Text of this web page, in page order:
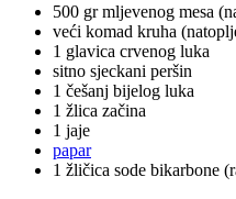
500 gr mljevenog mesa
veći komad kruha
1 glavica crvenog luka
sitno sjeckani peršin
1 češanj bijelog luka
1 žlica začina
1 jaje
papar
1 žličica sode bikarbone